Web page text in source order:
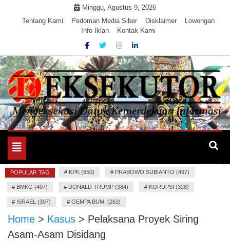
Minggu, Agustus 9, 2026
Tentang Kami
Pedoman Media Siber Disklaimer
Lowongan
Info Iklan
Kontak Kami
EKSEKUTOR
Mengeksekusi Berita Untuk Kemerdekaan dan Keadilan
Toggle
navigation
POPULAR TAG # KPK (650) # PRABOWO SUBIANTO (497)
# BMKG (407) # DONALD TRUMP (384) # KORUPSI (328)
# ISRAEL (307) # GEMPA BUMI (263)
Home > Kasus > Pelaksana Proyek Siring
Asam-Asam Disidang